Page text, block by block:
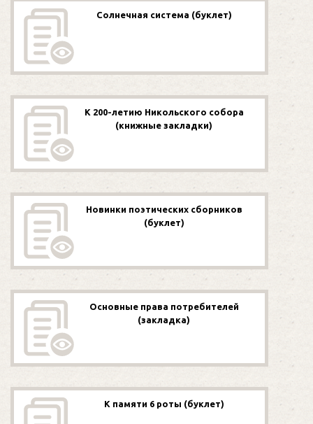
Солнечная система (буклет)
К 200-летию Никольского собора
(книжные закладки)
Новинки поэтических сборников
(буклет)
Основные права потребителей
(закладка)
К памяти 6 роты (буклет)